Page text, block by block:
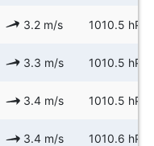
3.2 m/s 1010.5 hPa
3.3 m/s 1010.5 hPa
3.4 m/s 1010.5 hPa
3.4 m/s 1010.6 hPa